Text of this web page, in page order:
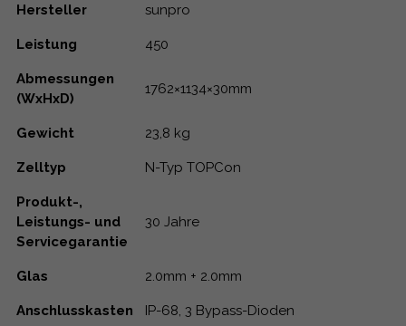
Hersteller sunpro
Leistung 450
Abmessungen
(WxHxD)
1762×1134×30mm
Gewicht 23,8 kg
Zelltyp N-Typ TOPCon
Produkt-,
Leistungs- und
Servicegarantie
30 Jahre
Glas 2.0mm + 2.0mm
Anschlusskasten IP-68, 3 Bypass-Dioden